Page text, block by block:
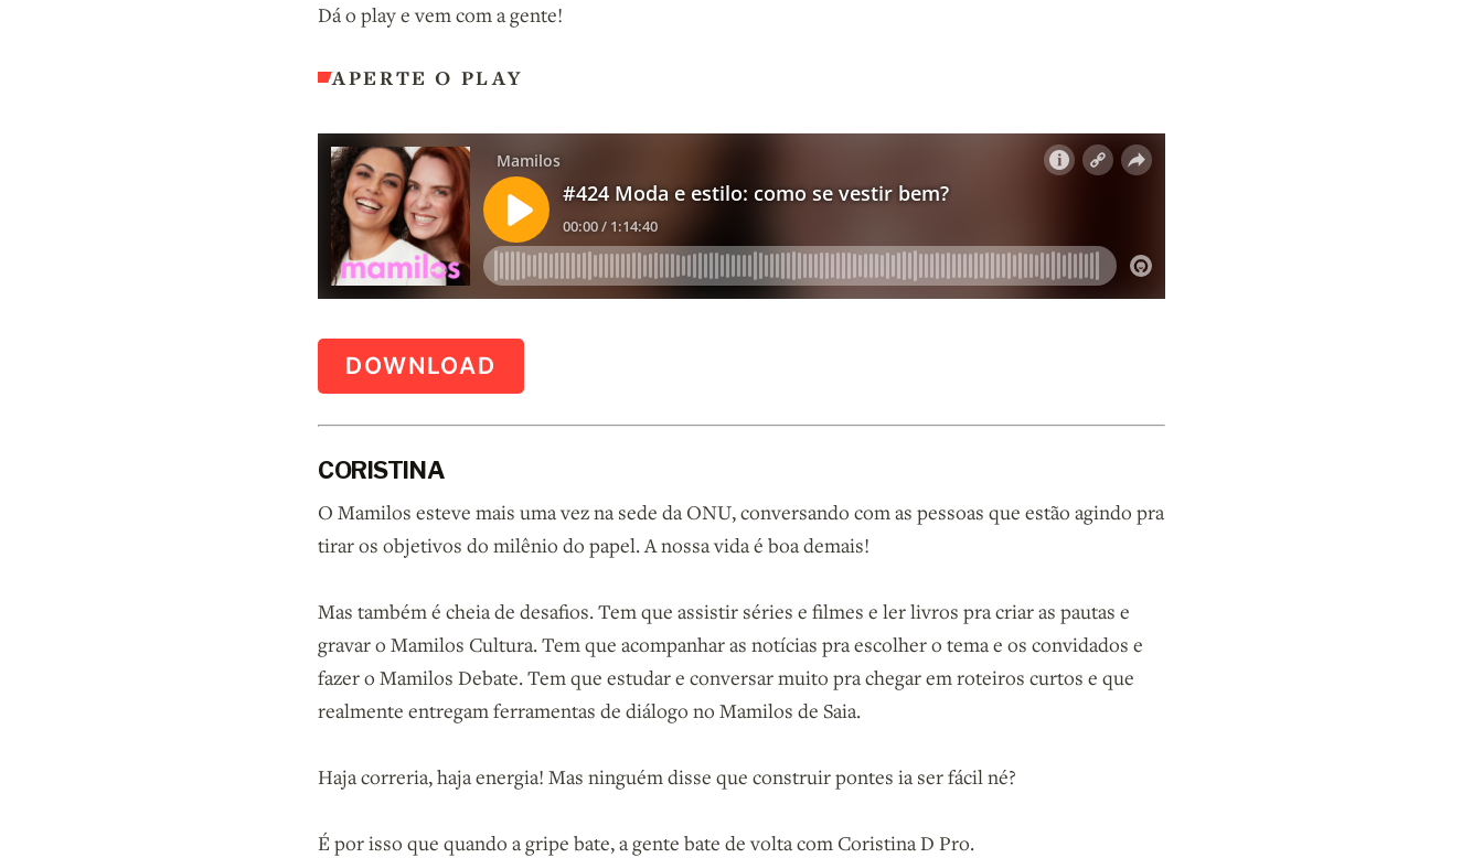
Dá o play e vem com a gente!
APERTE O PLAY
DOWNLOAD
CORISTINA
O Mamilos esteve mais uma vez na sede da ONU, conversando com as pessoas que estão agindo pra
tirar os objetivos do milênio do papel. A nossa vida é boa demais!
Mas também é cheia de desafios. Tem que assistir séries e filmes e ler livros pra criar as pautas e
gravar o Mamilos Cultura. Tem que acompanhar as notícias pra escolher o tema e os convidados e
fazer o Mamilos Debate. Tem que estudar e conversar muito pra chegar em roteiros curtos e que
realmente entregam ferramentas de diálogo no Mamilos de Saia.
Haja correria, haja energia! Mas ninguém disse que construir pontes ia ser fácil né?
É por isso que quando a gripe bate, a gente bate de volta com Coristina D Pro.